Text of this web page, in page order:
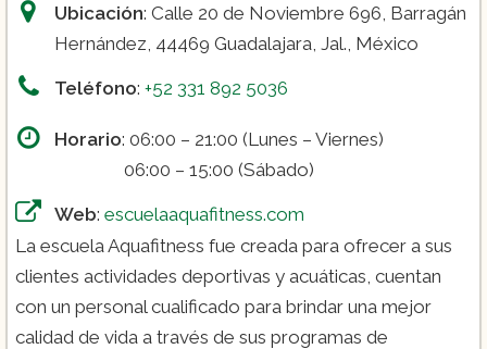
Ubicación: Calle 20 de Noviembre 696, Barragán
Hernández, 44469 Guadalajara, Jal., México
Teléfono: +52 331 892 5036
Horario: 06:00 – 21:00 (Lunes – Viernes)
06:00 – 15:00 (Sábado)
Web: escuelaaquafitness.com
La escuela Aquafitness fue creada para ofrecer a sus
clientes actividades deportivas y acuáticas, cuentan
con un personal cualificado para brindar una mejor
calidad de vida a través de sus programas de